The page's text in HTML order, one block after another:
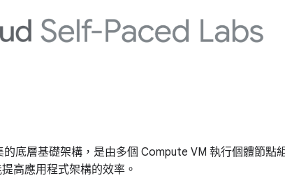
底層基礎架構，是由多個 Compute VM 執行個體節
高應用程式架構的效率。